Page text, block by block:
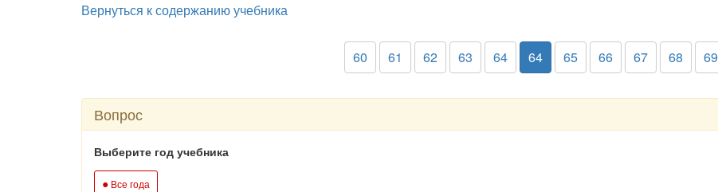
Вернуться к содержанию учебника
60 61 62 63 64 64 65 66 67 68 69
Вопрос
Выберите год учебника
● Все года